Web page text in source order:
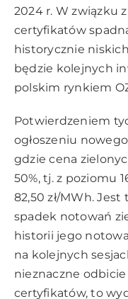
2024 r. W związku
certyfikatów
historycznie
będzie kolejnych
polskim rynkiem
Potwierdzeniem
ogłoszeniu
gdzie cena
50%, tj. z poziomu
82,50 zł/MWh.
spadek notowań
historii jego
na kolejnych
nieznaczne
certyfikatów, to